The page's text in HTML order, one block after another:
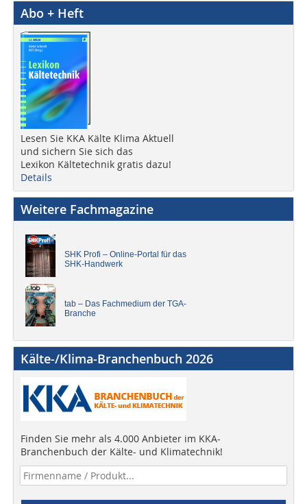
Abo + Heft
Lesen Sie KKA Kälte Klima Aktuell
und sichern Sie sich das
Lexikon Kältetechnik gratis dazu!
Details
Weitere Fachmagazine
SHK Profi – Online-Portal für das
SHK-Handwerk
tab – Das Fachmedium der TGA-
Branche
Kälte-/Klima-Branchenbuch 2026
Finden Sie mehr als 4.000 Anbieter im KKA-
Branchenbuch der Kälte- und Klimatechnik!